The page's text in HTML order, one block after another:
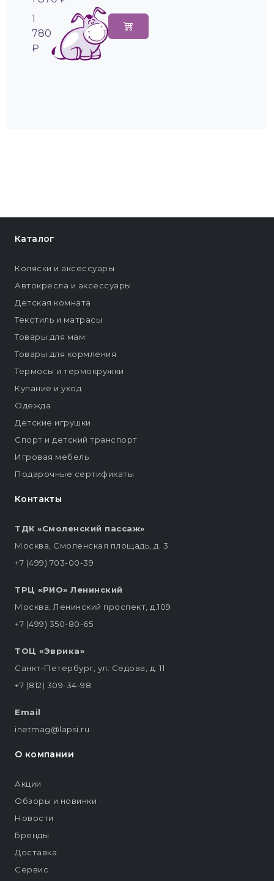
1
780
₽
Контакты
ТДК «Смоленский пассаж»
Москва, Смоленская площадь, д. 3
+7 (499) 703-00-39
ТРЦ «РИО» Ленинский
Москва, Ленинский проспект, д.109
+7 (499) 350-80-65
ТОЦ «Эврика»
Санкт-Петербург, ул. Седова, д. 11
+7 (812) 309-34-98
Email
inetmag@lapsi.ru
Каталог
Коляски и аксессуары
Автокресла и аксессуары
Детская комната
Текстиль и матрасы
Товары для мам
Товары для кормления
Термосы и термокружки
Купание и уход
Одежда
Детские игрушки
Спорт и детский транспорт
Игровая мебель
Подарочные сертификаты
О компании
Акции
Обзоры и новинки
Новости
Бренды
Доставка
Сервис